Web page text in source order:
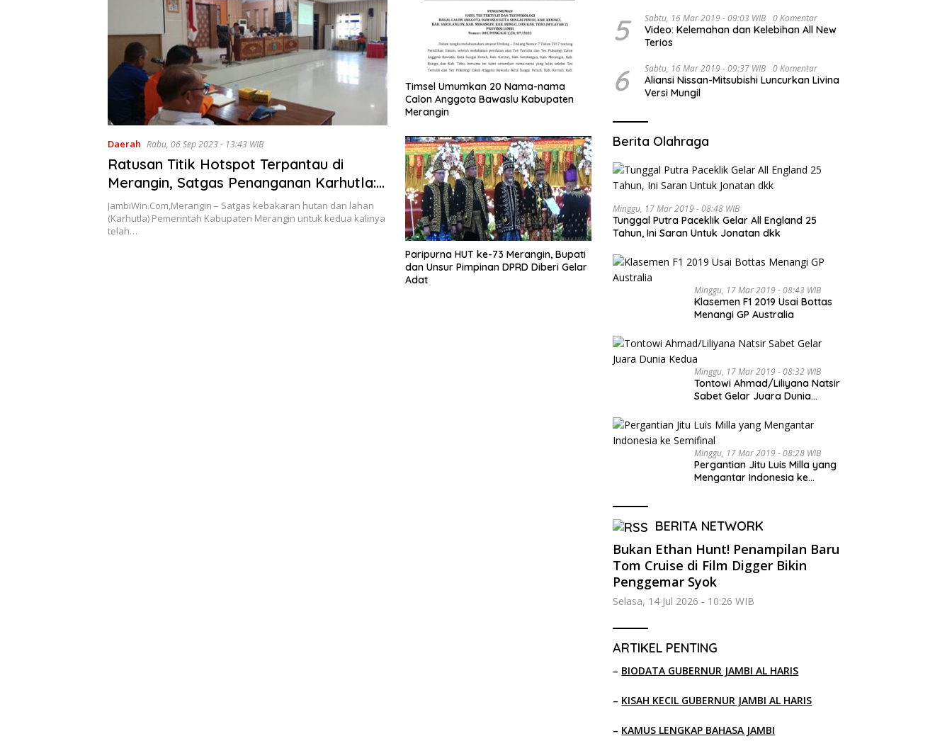
Daerah Rabu, 06 Sep 2023 - 13:43 WIB
Ratusan Titik Hotspot Terpantau di
Merangin, Satgas Penanganan Karhutla:
Kualitas Udara Tidak Sehat
JambiWin.Com,Merangin – Satgas kebakaran hutan dan lahan
(Karhutla) Pemerintah Kabupaten Merangin untuk kedua kalinya
telah…
Timsel Umumkan 20 Nama-nama
Calon Anggota Bawaslu Kabupaten
Merangin
Paripurna HUT ke-73 Merangin, Bupati
dan Unsur Pimpinan DPRD Diberi Gelar
Adat
5 Sabtu, 16 Mar 2019 - 09:03 WIB 0 Komentar
Video: Kelemahan dan Kelebihan All New
Terios
6 Sabtu, 16 Mar 2019 - 09:37 WIB 0 Komentar
Aliansi Nissan-Mitsubishi Luncurkan Livina
Versi Mungil
Berita Olahraga
Minggu, 17 Mar 2019 - 08:48 WIB
Tunggal Putra Paceklik Gelar All England 25
Tahun, Ini Saran Untuk Jonatan dkk
Minggu, 17 Mar 2019 - 08:43 WIB
Klasemen F1 2019 Usai Bottas
Menangi GP Australia
Minggu, 17 Mar 2019 - 08:32 WIB
Tontowi Ahmad/Liliyana Natsir
Sabet Gelar Juara Dunia
Minggu, 17 Mar 2019 - 08:28 WIB
Pergantian Jitu Luis Milla yang
Mengantar Indonesia ke
BERITA NETWORK
Bukan Ethan Hunt! Penampilan Baru
Tom Cruise di Film Digger Bikin
Penggemar Syok
Selasa, 14 Jul 2026 - 10:26 WIB
ARTIKEL PENTING
– BIODATA GUBERNUR JAMBI AL HARIS
– KISAH KECIL GUBERNUR JAMBI AL HARIS
– KAMUS LENGKAP BAHASA JAMBI